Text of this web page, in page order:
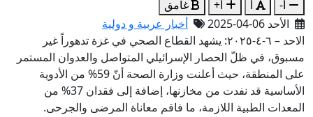
أ- أ أ+
غامق
الأحد 06-04-2025
أخبار عربية و دولية
الاحد – ٦-٤-٢٠٢٥: يشهد القطاع الصحي في غزة تدهوراً غير
مسبوق، في ظلّ الحصار الإسرائيلي المتواصل والعدوان المستمر
على المنطقة، حيث أعلنت وزارة الصحة أنّ 59% من الأدوية
الأساسية قد نفدت من مخازنها، إضافة إلى فقدان 37% من
المعدات الطبية اللازمة، ما فاقم معاناة المرضى والجرحى.